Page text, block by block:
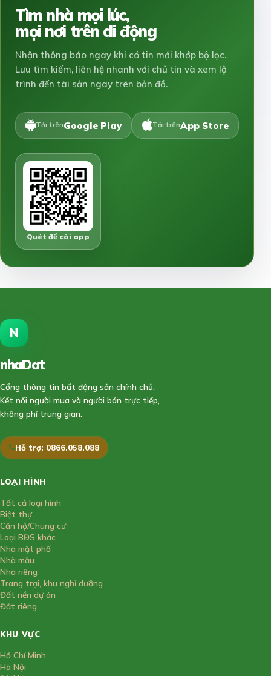
Tìm nhà mọi lúc,
mọi nơi trên di động
Nhận thông báo ngay khi có tin mới khớp bộ lọc.
Lưu tìm kiếm, liên hệ nhanh với chủ tin và xem lộ
trình đến tài sản ngay trên bản đồ.
Tải trênGoogle Play Tải trênApp Store
Quét để cài app
N
nhaDat
Cổng thông tin bất động sản chính chủ.
Kết nối người mua và người bán trực tiếp,
không phí trung gian.
Hỗ trợ: 0866.058.088
LOẠI HÌNH
Tất cả loại hình
Biệt thự
Căn hộ/Chung cư
Loại BĐS khác
Nhà mặt phố
Nhà mẫu
Nhà riêng
Trang trại, khu nghỉ dưỡng
Đất nền dự án
Đất riêng
KHU VỰC
Hồ Chí Minh
Hà Nội